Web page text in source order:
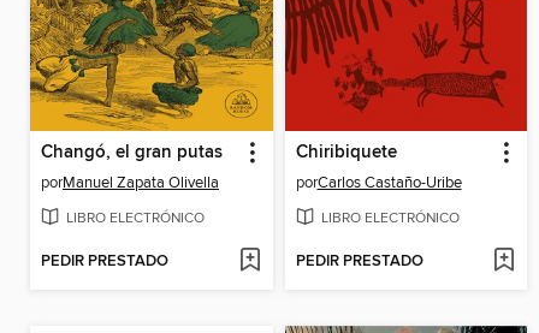
Changó, el gran putas
porManuel Zapata Olivella
LIBRO ELECTRÓNICO
PEDIR PRESTADO
Chiribiquete
porCarlos Castaño-Uribe
LIBRO ELECTRÓNICO
PEDIR PRESTADO